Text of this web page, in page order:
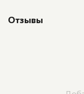
Отзывы